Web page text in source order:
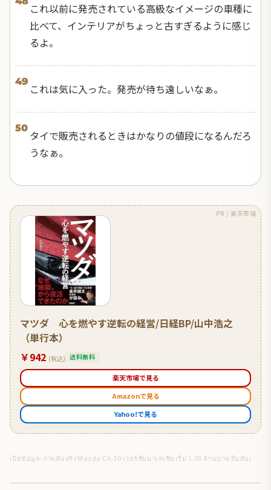
これ以前に発売されている高級なイメージの車種に
比べて、インテリアがちょっと古すぎるように感じ
るよ。
49
これは気に入った。発売が待ち遠しいなぁ。
50
タイで販売されるときはかなりの値段になるんだろ
うなぁ。
PR / 楽天市場
マツダ 心を燃やす逆転の経営/日経BP/山中浩之
（単行本）
￥942 (税込) 送料無料
楽天市場で見る
Amazonで見る
Yahoo!で見る
เปิดข้อมูล-ภาพคันจริง Mazda CX-30 เวอร์ชั่นมาเลเซีย เริ่ม 1.05 ล้านบาท ยืนยันเข้าไทยปีนี้